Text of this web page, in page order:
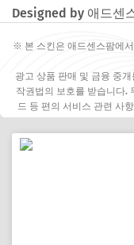
Designed by 애드센
※ 본 스킨은 애드센스팜에
광고 상품 판매 및 금융 중
작권법의 보호를 받습니다.
드 등 편의 서비스 관련 사